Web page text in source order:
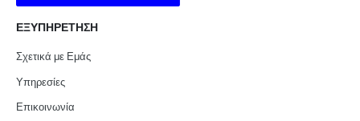
ΕΞΥΠΗΡΕΤΗΣΗ
Σχετικά με Εμάς
Υπηρεσίες
Επικοινωνία